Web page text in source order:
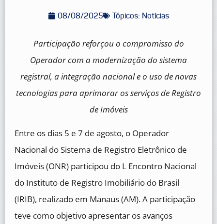
08/08/2025 Tópicos: Notícias
Participação reforçou o compromisso do
Operador com a modernização do sistema
registral, a integração nacional e o uso de novas
tecnologias para aprimorar os serviços de Registro
de Imóveis
Entre os dias 5 e 7 de agosto, o Operador
Nacional do Sistema de Registro Eletrônico de
Imóveis (ONR) participou do L Encontro Nacional
do Instituto de Registro Imobiliário do Brasil
(IRIB), realizado em Manaus (AM). A participação
teve como objetivo apresentar os avanços